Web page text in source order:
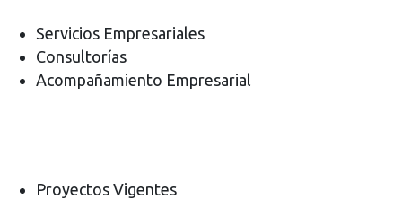
Servicios Empresariales
Consultorías
Acompañamiento Empresarial
Proyectos Vigentes